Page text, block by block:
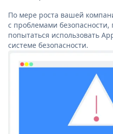
По мере роста вашей
с проблемами безопасности,
попытаться использовать
системе безопасности.